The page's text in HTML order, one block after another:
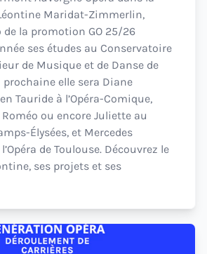
Maridat-Zimmerlin,
la promotion GO 25/26
ses études au Conservatoire
de Musique et de Danse de
prochaine elle sera Diane
Tauride à l’Opéra-Comique,
ou encore Juliette au
Élysées, et Mercedes
de Toulouse. Découvrez le
ses projets et ses